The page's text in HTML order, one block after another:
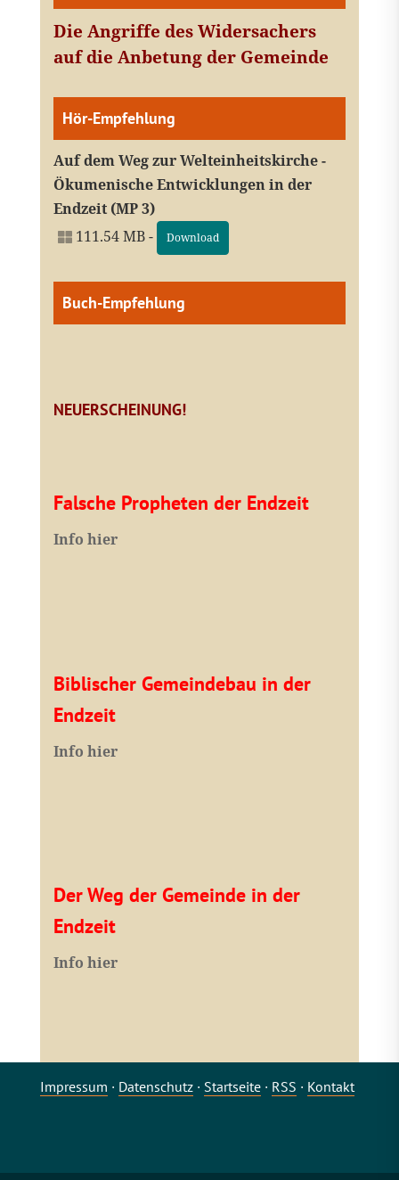
Die Angriffe des Widersachers
auf die Anbetung der Gemeinde
Hör-Empfehlung
Auf dem Weg zur Welteinheitskirche -
Ökumenische Entwicklungen in der
Endzeit (MP 3)
111.54 MB -
Download
Buch-Empfehlung
NEUERSCHEINUNG!
Falsche Propheten der Endzeit
Info hier
Biblischer Gemeindebau in der
Endzeit
Info hier
Der Weg der Gemeinde in der
Endzeit
Info hier
Impressum · Datenschutz· Startseite· RSS · Kontakt